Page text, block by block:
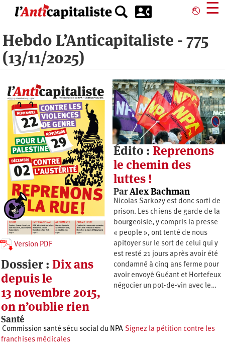
principal
⎋ ☰
Hebdo L’Anticapitaliste - 775
(13/11/2025)
Édito : Reprenons
le chemin des
luttes !
ParAlex Bachman
Nicolas Sarkozy est donc sorti de
prison. Les chiens de garde de la
bourgeoisie, y compris la presse
« people », ont tenté de nous
apitoyer sur le sort de celui qui y
est resté 21 jours après avoir été
condamné à cinq ans ferme pour
avoir envoyé Guéant et Hortefeux
négocier un pot-de-vin avec le…
Version PDF
Dossier : Dix ans
depuis le
13 novembre 2015,
on n’oublie rien
Santé
Commission santé sécu social du NPA Signez la pétition contre les
franchises médicales